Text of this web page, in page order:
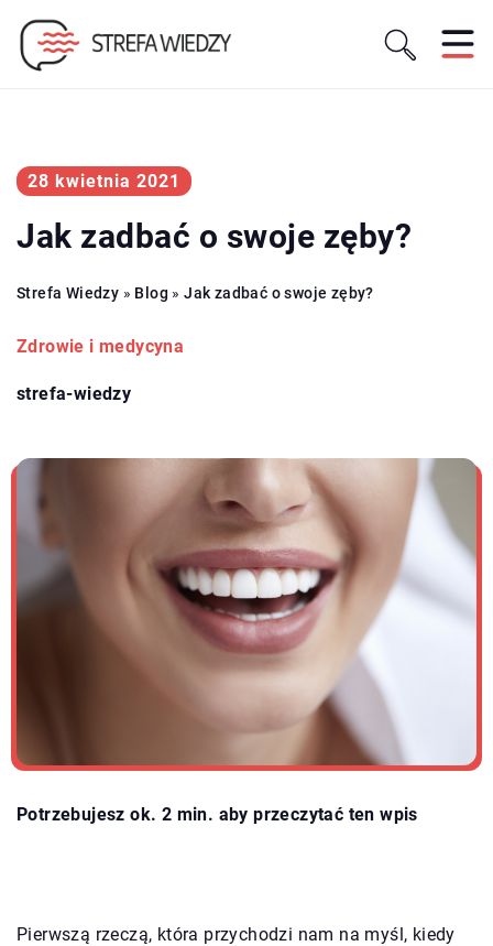
28 kwietnia 2021
Jak zadbać o swoje zęby?
Strefa Wiedzy » Blog »Jak zadbać o swoje zęby?
Zdrowie i medycyna
strefa-wiedzy
Potrzebujesz ok. 2 min. aby przeczytać ten wpis
Pierwszą rzeczą, która przychodzi nam na myśl, kiedy